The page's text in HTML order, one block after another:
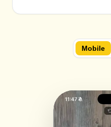
Mobile